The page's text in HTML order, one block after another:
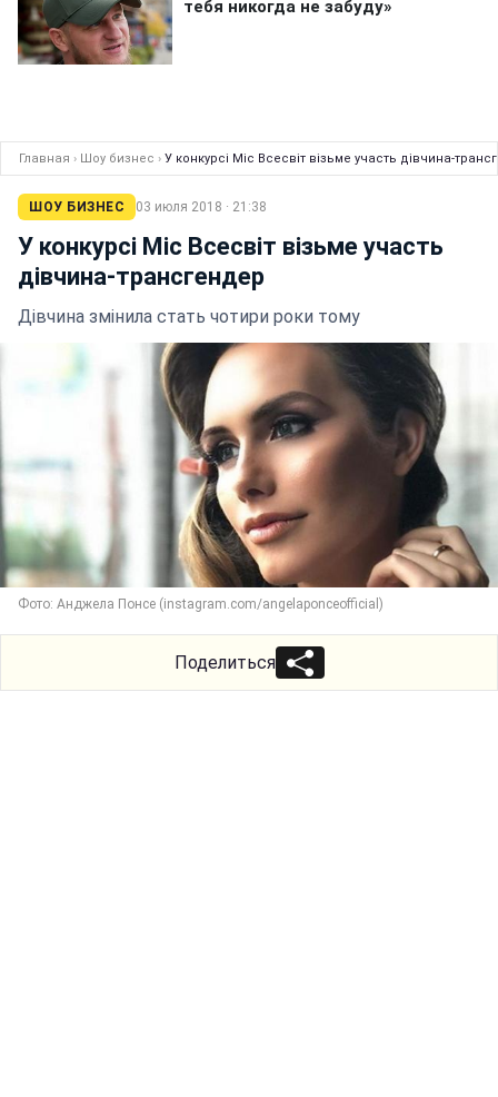
Главная › Шоу бизнес › У конкурсі Міс Всесвіт візьме участь дівчина-
ШОУ БИЗНЕС 03 июля 2018 · 21:38
У конкурсі Міс Всесвіт візьме участь
дівчина-трансгендер
Дівчина змінила стать чотири роки тому
Фото: Анджела Понсе (instagram.com/angelaponceofficial)
Поделиться